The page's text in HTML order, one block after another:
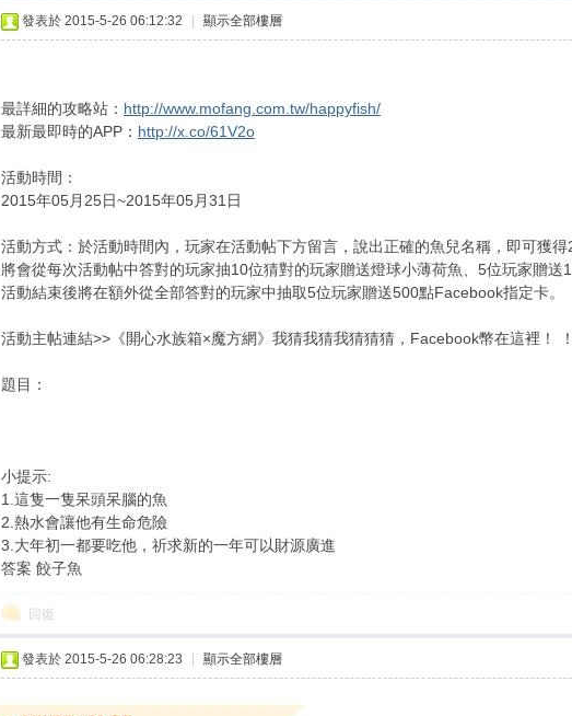
發表於 2015-5-26 06:12:32 顯示全部樓層
最詳細的攻略站： http://www.mofang.com.tw/happyfish/
最新最即時的APP： http://x.co/61V2o
活動時間：
2015年05月25日~2015年05月31日
活動方式：於活動時間內，玩家在活動帖下方留言，說出正確的魚兒名稱，即可獲
將會從每次活動帖中答對的玩家抽10位猜對的玩家贈送燈球小薄荷魚、5位玩家贈送
活動結束後將在額外從全部答對的玩家中抽取5位玩家贈送500點Facebook指定卡。
活動主帖連結>>《開心水族箱×魔方網》我猜我猜我猜猜猜，Facebook幣在這裡！
題目：
小提示:
1.這隻一隻呆頭呆腦的魚
2.熱水會讓他有生命危險
3.大年初一都要吃他，祈求新的一年可以財源廣進
答案 餃子魚
回復
發表於 2015-5-26 06:28:23 顯示全部樓層